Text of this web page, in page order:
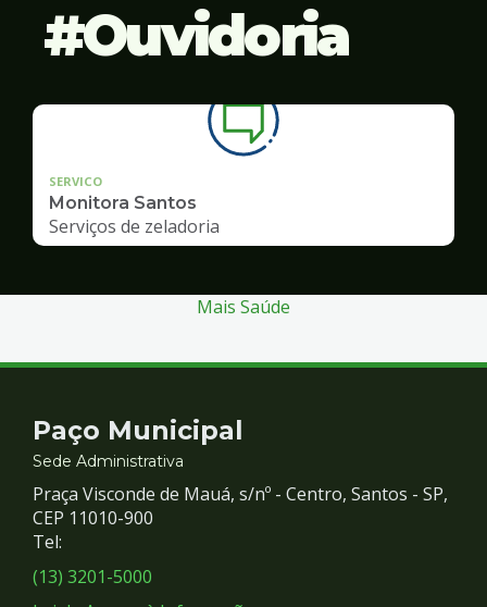
Ouvidoria
SERVICO
Monitora Santos
Serviços de zeladoria
Mais Saúde
Contato
e
Redes
Sociais
Paço Municipal
Sede Administrativa
Praça Visconde de Mauá, s/nº - Centro, Santos - SP,
CEP 11010-900
Tel:
(13) 3201-5000